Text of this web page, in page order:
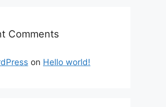
Comments
on Hello world!